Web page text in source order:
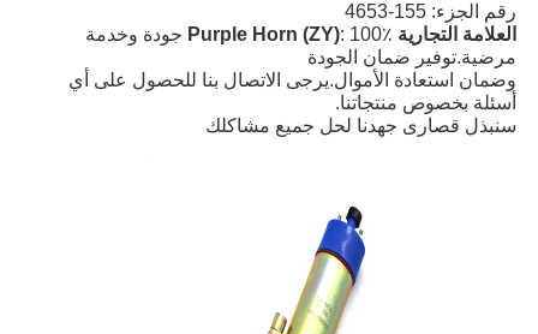
رقم الجزء: 155-4653
العلامة التجارية Purple Horn (ZY)
: 100٪ جودة وخدمة
مرضية.توفير ضمان الجودة
وضمان استعادة الأموال.يرجى الاتصال بنا للحصول على أي
أسئلة بخصوص منتجاتنا.
سنبذل قصارى جهدنا لحل جميع مشاكلك